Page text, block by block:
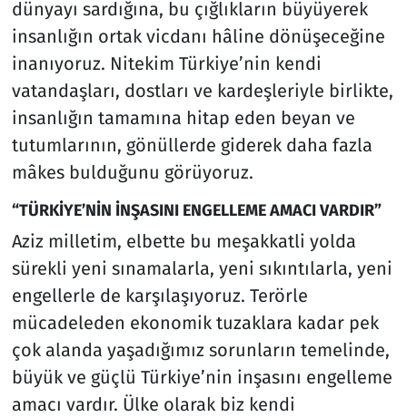
dünyayı sardığına, bu çığlıkların büyüyerek
insanlığın ortak vicdanı hâline dönüşeceğine
inanıyoruz. Nitekim Türkiye’nin kendi
vatandaşları, dostları ve kardeşleriyle birlikte,
insanlığın tamamına hitap eden beyan ve
tutumlarının, gönüllerde giderek daha fazla
mâkes bulduğunu görüyoruz.
“TÜRKİYE’NİN İNŞASINI ENGELLEME AMACI VARDIR”
Aziz milletim, elbette bu meşakkatli yolda
sürekli yeni sınamalarla, yeni sıkıntılarla, yeni
engellerle de karşılaşıyoruz. Terörle
mücadeleden ekonomik tuzaklara kadar pek
çok alanda yaşadığımız sorunların temelinde,
büyük ve güçlü Türkiye’nin inşasını engelleme
amacı vardır. Ülke olarak biz kendi